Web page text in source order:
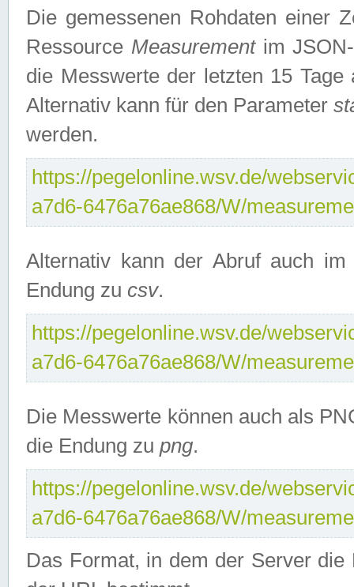
Die gemessenen Rohdaten einer
Ressource Measurementim JSON-
die Messwerte der letzten 15
Alternativ kann für den Parameter
werden.
https://pegelonline.wsv.de/
a7d6-6476a76ae868/W/
Alternativ kann der Abruf auch
Endung zu csv.
https://pegelonline.wsv.de/
a7d6-6476a76ae868/W/
Die Messwerte können auch als
die Endung zu png.
https://pegelonline.wsv.de/
a7d6-6476a76ae868/W/
Das Format, in dem der Server